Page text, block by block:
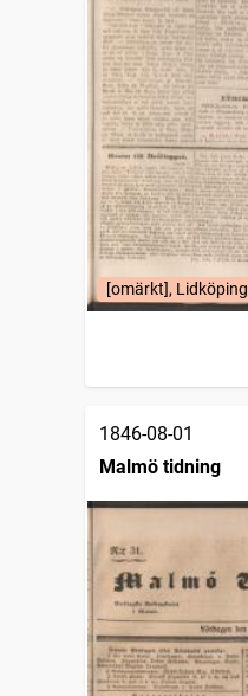
[omärkt], Lidköping
1846-08-01
Malmö tidning